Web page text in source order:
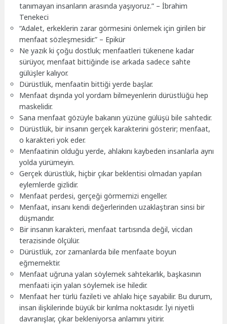
tanımayan insanların arasında yaşıyoruz.” – İbrahim
Tenekeci
“Adalet, erkeklerin zarar görmesini önlemek için girilen bir
menfaat sözleşmesidir.” – Epikür
Ne yazık ki çoğu dostluk; menfaatleri tükenene kadar
sürüyor, menfaat bittiğinde ise arkada sadece sahte
gülüşler kalıyor.
Dürüstlük, menfaatin bittiği yerde başlar.
Menfaat dışında yol yordam bilmeyenlerin dürüstlüğü hep
maskelidir.
Sana menfaat gözüyle bakanın yüzüne gülüşü bile sahtedir.
Dürüstlük, bir insanın gerçek karakterini gösterir; menfaat,
o karakteri yok eder.
Menfaatinin olduğu yerde, ahlakını kaybeden insanlarla aynı
yolda yürümeyin.
Gerçek dürüstlük, hiçbir çıkar beklentisi olmadan yapılan
eylemlerde gizlidir.
Menfaat perdesi, gerçeği görmemizi engeller.
Menfaat, insanı kendi değerlerinden uzaklaştıran sinsi bir
düşmandır.
Bir insanın karakteri, menfaat tartısında değil, vicdan
terazisinde ölçülür.
Dürüstlük, zor zamanlarda bile menfaate boyun
eğmemektir.
Menfaat uğruna yalan söylemek sahtekarlık, başkasının
menfaati için yalan söylemek ise hiledir.
Menfaat her türlü fazileti ve ahlakı hiçe sayabilir. Bu durum,
insan ilişkilerinde büyük bir kırılma noktasıdır. İyi niyetli
davranışlar, çıkar bekleniyorsa anlamını yitirir.